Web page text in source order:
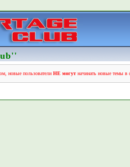
новые пользователиНЕ могут начинать новые темы в